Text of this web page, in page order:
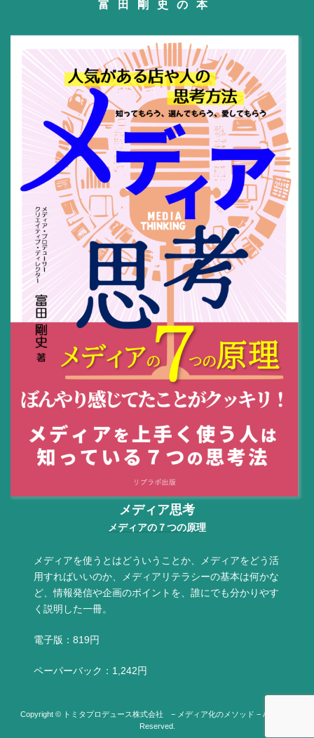
富田剛史の本
メディア思考
メディアの７つの原理
メディアを使うとはどういうことか、メディアをどう活
用すればいいのか、メディアリテラシーの基本は何かな
ど、情報発信や企画のポイントを、誰にでも分かりやす
く説明した一冊。
電子版：819円
ペーパーバック：1,242円
Copyright © トミタプロデュース株式会社 − メディア化のメソッド − All Rights
Reserved.